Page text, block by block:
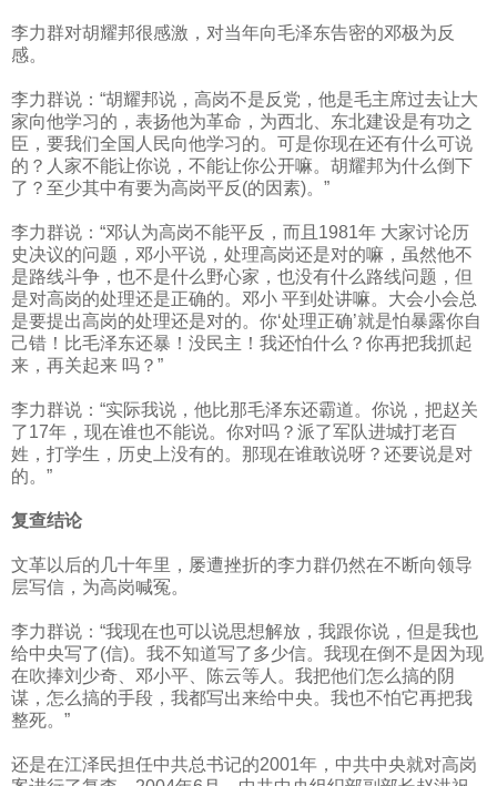
李力群对胡耀邦很感激，对当年向毛泽东告密的邓极为反
感。
李力群说：“胡耀邦说，高岗不是反党，他是毛主席过去让大
家向他学习的，表扬他为革命，为西北、东北建设是有功之
臣，要我们全国人民向他学习的。可是你现在还有什么可说
的？人家不能让你说，不能让你公开嘛。胡耀邦为什么倒下
了？至少其中有要为高岗平反 (的因素)。”
李力群说：“邓认为高岗不能平反，而且 1981年 大家讨论历
史决议的问题，邓小平说，处理高岗还是对的嘛，虽然他不
是路线斗争，也不是什么野心家，也没有什么路线问题，但
是对高岗的处理还是正确的。邓小 平到处讲嘛。大会小会总
是要提出高岗的处理还是对的。你‘处理正确’就是怕暴露你自
己错！比毛泽东还暴！没民主！我还怕什么？你再把我抓起
来，再关起来 吗？”
李力群说：“实际我说，他比那毛泽东还霸道。你说，把赵关
了17年，现在谁也不能说。你对吗？派了军队进城打老百
姓，打学生，历史上没有的。那现在谁敢说呀？还要说是对
的。”
复查结论
文革以后的几十年里，屡遭挫折的李力群仍然在不断向领导
层写信，为高岗喊冤。
李力群说：“我现在也可以说思想解放，我跟你说，但是我也
给中央写了(信)。我不知道写了多少信。我现在倒不是因为现
在吹捧刘少奇、邓小平、陈云等人。我把他们怎么搞的阴
谋，怎么搞的手段，我都写出来给中央。我也不怕它再把我
整死。”
还是在江泽民担任中共总书记的2001年，中共中央就对高岗